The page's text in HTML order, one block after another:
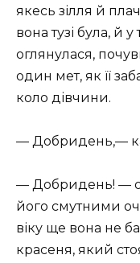
якесь зілля й
вона тузі була, й
оглянулася,
один мет, як її
коло дівчини.
— Добридень,—
— Добридень! —
його смутними
віку ще вона не
красеня, який